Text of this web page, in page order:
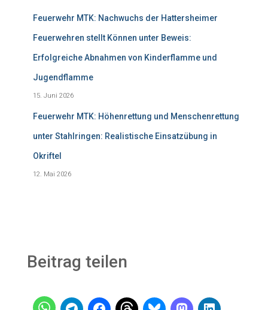
Feuerwehr MTK: Nachwuchs der Hattersheimer
Feuerwehren stellt Können unter Beweis:
Erfolgreiche Abnahmen von Kinderflamme und
Jugendflamme
15. Juni 2026
Feuerwehr MTK: Höhenrettung und Menschenrettung
unter Stahlringen: Realistische Einsatzübung in
Okriftel
12. Mai 2026
Beitrag teilen